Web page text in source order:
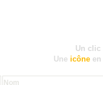
Un clic
Une icône
Nom